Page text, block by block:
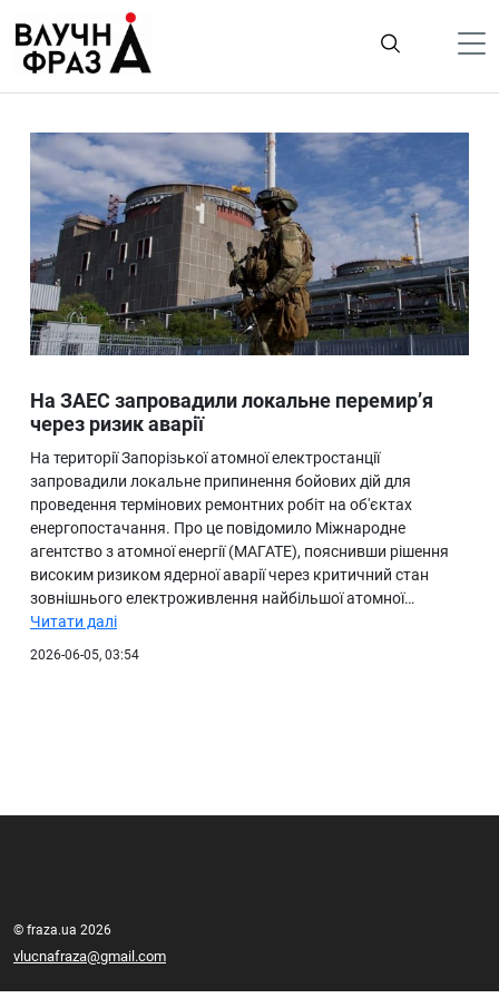
содержимому
Гроші
Життя
Лайфстайл
ТехноНаука
Людина
Ukraine
Про нас
На ЗАЕС запровадили локальне перемир’я
через ризик аварії
На території Запорізької атомної електростанції
запровадили локальне припинення бойових дій для
проведення термінових ремонтних робіт на об'єктах
енергопостачання. Про це повідомило Міжнародне
агентство з атомної енергії (МАГАТЕ), пояснивши рішення
високим ризиком ядерної аварії через критичний стан
зовнішнього електроживлення найбільшої атомної…
Читати далі
2026-06-05, 03:54
© fraza.ua 2026
vlucnafraza@gmail.com